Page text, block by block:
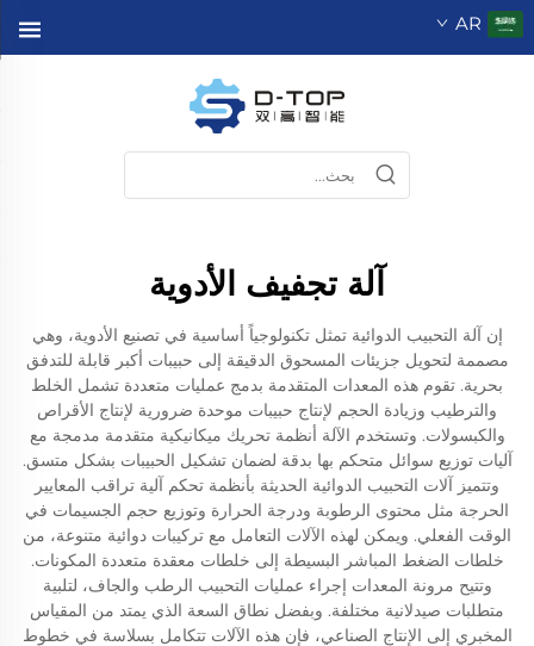
AR
آلة تجفيف الأدوية
إن آلة التحبيب الدوائية تمثل تكنولوجياً أساسية في تصنيع الأدوية، وهي
مصممة لتحويل جزيئات المسحوق الدقيقة إلى حبيبات أكبر قابلة للتدفق
بحرية. تقوم هذه المعدات المتقدمة بدمج عمليات متعددة تشمل الخلط
والترطيب وزيادة الحجم لإنتاج حبيبات موحدة ضرورية لإنتاج الأقراص
والكبسولات. وتستخدم الآلة أنظمة تحريك ميكانيكية متقدمة مدمجة مع
آليات توزيع سوائل متحكم بها بدقة لضمان تشكيل الحبيبات بشكل متسق.
وتتميز آلات التحبيب الدوائية الحديثة بأنظمة تحكم آلية تراقب المعايير
الحرجة مثل محتوى الرطوبة ودرجة الحرارة وتوزيع حجم الجسيمات في
الوقت الفعلي. ويمكن لهذه الآلات التعامل مع تركيبات دوائية متنوعة، من
خلطات الضغط المباشر البسيطة إلى خلطات معقدة متعددة المكونات.
وتتيح مرونة المعدات إجراء عمليات التحبيب الرطب والجاف، لتلبية
متطلبات صيدلانية مختلفة. وبفضل نطاق السعة الذي يمتد من المقياس
المخبري إلى الإنتاج الصناعي، فإن هذه الآلات تتكامل بسلاسة في خطوط